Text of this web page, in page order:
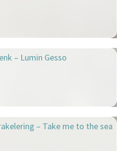
– Lumin Gesso
– Take me to the sea